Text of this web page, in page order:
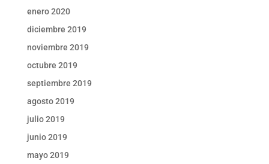
enero 2020
diciembre 2019
noviembre 2019
octubre 2019
septiembre 2019
agosto 2019
julio 2019
junio 2019
mayo 2019